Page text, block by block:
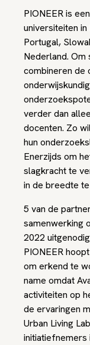
PIONEER is
universiteiten in
Portugal,
Nederland. Om
combineren de
verder dan
docenten. Zo
hun
Enerzijds om
slagkracht te
in de breedte
5 van de
samenwerking
2022
PIONEER
om erkend te
name omdat
activiteiten op
de ervaringen
Urban Living
initiatiefnemers